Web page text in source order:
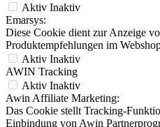
Aktiv Inaktiv
Emarsys:
Diese Cookie dient zur Anzeige
Produktempfehlungen im
Aktiv Inaktiv
AWIN Tracking
Aktiv Inaktiv
Awin Affiliate Marketing:
Das Cookie stellt Tracking-
Einbindung von Awin